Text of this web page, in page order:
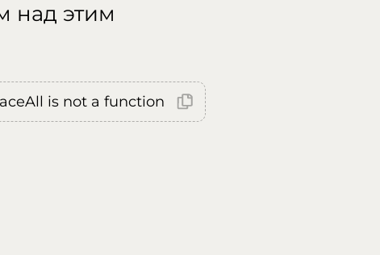
над этим
is not a function